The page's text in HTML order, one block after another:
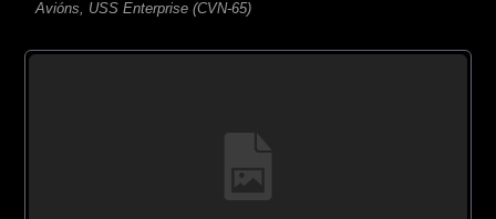
Avións, USS Enterprise (CVN-65)